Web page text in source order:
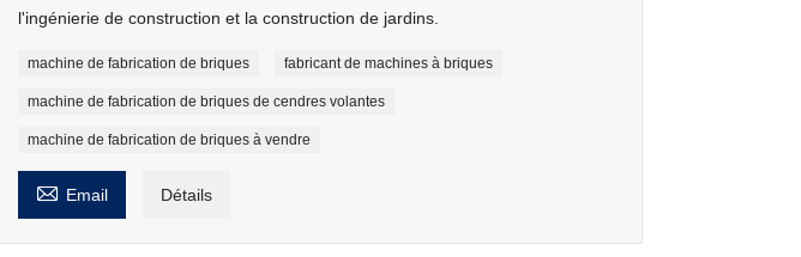
l'ingénierie de construction et la construction de jardins.
machine de fabrication de briques fabricant de machines à briques
machine de fabrication de briques de cendres volantes
machine de fabrication de briques à vendre
 Email Détails